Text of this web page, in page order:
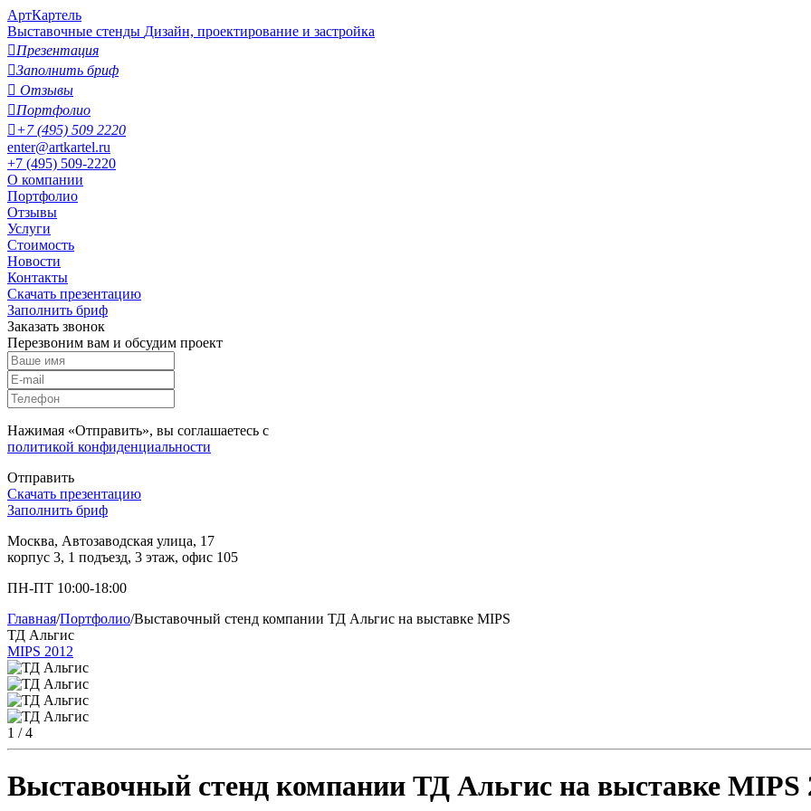
АртКартель
Выставочные стенды Дизайн, проектирование и застройка
Презентация
Заполнить бриф
 Отзывы
Портфолио
+7 (495) 509 2220
enter@artkartel.ru
+7 (495) 509-2220
О компании
Портфолио
Отзывы
Услуги
Стоимость
Новости
Контакты
Скачать презентацию
Заполнить бриф
Заказать звонок
Перезвоним вам и обсудим проект
Нажимая «Отправить», вы соглашаетесь с
политикой конфиденциальности
Отправить
Скачать презентацию
Заполнить бриф
Москва, Автозаводская улица, 17
корпус 3, 1 подъезд, 3 этаж, офис 105
ПН-ПТ 10:00-18:00
Главная/Портфолио/Выставочный стенд компании ТД Альгис на выставке MIPS
ТД Альгис
MIPS 2012
1 / 4
Выставочный стенд компании ТД Альгис на выставке MIPS